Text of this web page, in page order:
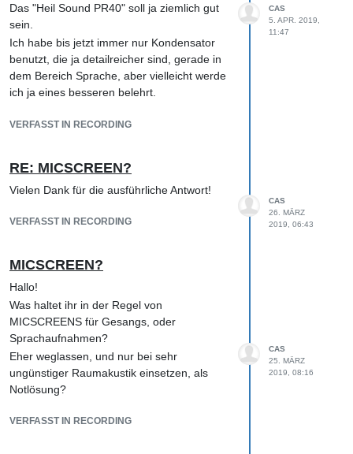
Das "Heil Sound PR40" soll ja ziemlich gut
sein.
Ich habe bis jetzt immer nur Kondensator
benutzt, die ja detailreicher sind, gerade in
dem Bereich Sprache, aber vielleicht werde
ich ja eines besseren belehrt.
VERFASST IN RECORDING
CAS
5. APR. 2019,
11:47
RE: MICSCREEN?
Vielen Dank für die ausführliche Antwort!
VERFASST IN RECORDING
CAS
26. MÄRZ
2019, 06:43
MICSCREEN?
Hallo!
Was haltet ihr in der Regel von
MICSCREENS für Gesangs, oder
Sprachaufnahmen?
Eher weglassen, und nur bei sehr
ungünstiger Raumakustik einsetzen, als
Notlösung?
VERFASST IN RECORDING
CAS
25. MÄRZ
2019, 08:16